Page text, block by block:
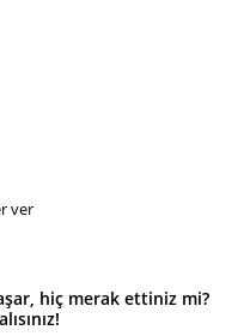
ver
hiç merak ettiniz mi?